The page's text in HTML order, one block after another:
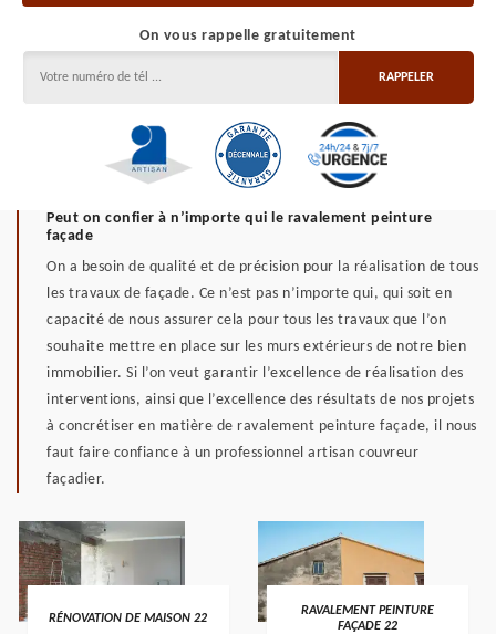
On vous rappelle gratuitement
Peut on confier à n’importe qui le ravalement peinture
façade
On a besoin de qualité et de précision pour la réalisation de tous
les travaux de façade. Ce n’est pas n’importe qui, qui soit en
capacité de nous assurer cela pour tous les travaux que l’on
souhaite mettre en place sur les murs extérieurs de notre bien
immobilier. Si l’on veut garantir l’excellence de réalisation des
interventions, ainsi que l’excellence des résultats de nos projets
à concrétiser en matière de ravalement peinture façade, il nous
faut faire confiance à un professionnel artisan couvreur
façadier.
RÉNOVATION DE MAISON 22
RAVALEMENT PEINTURE
FAÇADE 22